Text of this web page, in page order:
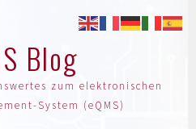
Blog
zum elektronischen
System (eQMS)